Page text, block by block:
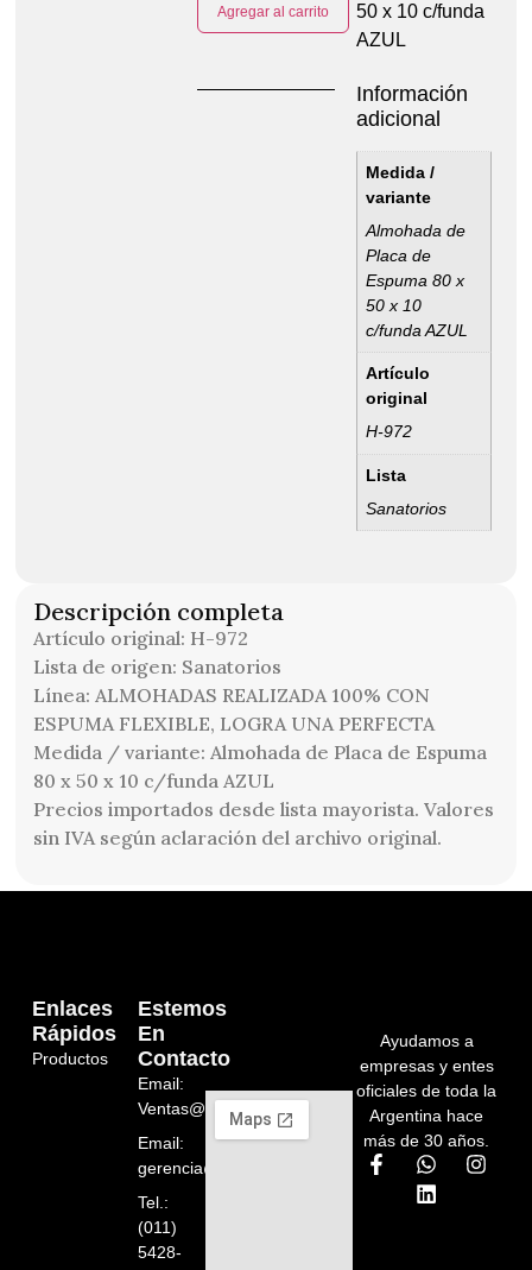
Agregar al carrito
50 x 10 c/funda
AZUL
Información
adicional
Medida /
variante
Almohada de
Placa de
Espuma 80 x
50 x 10
c/funda AZUL
Artículo
original
H-972
Lista
Sanatorios
Descripción completa
Artículo original: H-972
Lista de origen: Sanatorios
Línea: ALMOHADAS REALIZADA 100% CON
ESPUMA FLEXIBLE, LOGRA UNA PERFECTA
Medida / variante: Almohada de Placa de Espuma
80 x 50 x 10 c/funda AZUL
Precios importados desde lista mayorista. Valores
sin IVA según aclaración del archivo original.
Ayudamos a
empresas y entes
oficiales de toda la
Argentina hace
más de 30 años.
Enlaces
Rápidos
Productos
Estemos
En
Contacto
Email:
Ventas@orelion.com.ar
Email:
gerencia@orelion.com.ar
Tel.:
(011)
5428-